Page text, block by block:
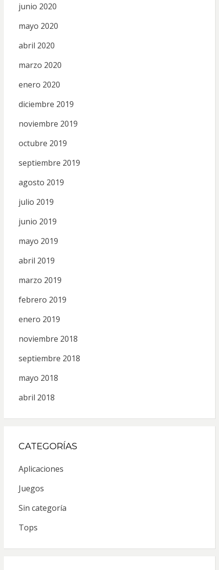
junio 2020
mayo 2020
abril 2020
marzo 2020
enero 2020
diciembre 2019
noviembre 2019
octubre 2019
septiembre 2019
agosto 2019
julio 2019
junio 2019
mayo 2019
abril 2019
marzo 2019
febrero 2019
enero 2019
noviembre 2018
septiembre 2018
mayo 2018
abril 2018
CATEGORÍAS
Aplicaciones
Juegos
Sin categoría
Tops